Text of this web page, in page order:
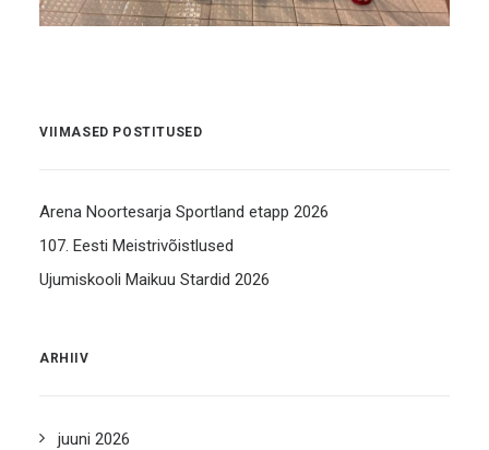
VIIMASED POSTITUSED
Arena Noortesarja Sportland etapp 2026
107. Eesti Meistrivõistlused
Ujumiskooli Maikuu Stardid 2026
ARHIIV
juuni 2026